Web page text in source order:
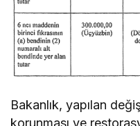
Bakanlık, yapılan
korunması ve